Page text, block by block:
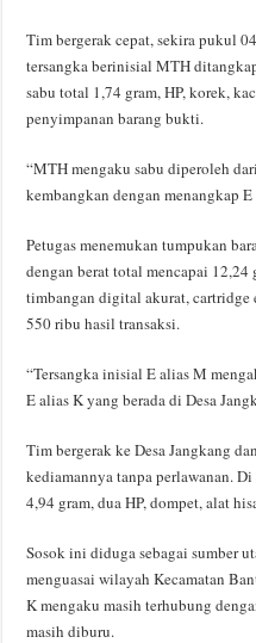
Tim bergerak cepat, sekira pukul
tersangka berinisial MTH
sabu total 1,74 gram, HP, korek,
penyimpanan barang bukti.
“MTH mengaku sabu diperoleh
kembangkan dengan menangkap
Petugas menemukan tumpukan
dengan berat total mencapai
timbangan digital akurat, cartridge
550 ribu hasil transaksi.
“Tersangka inisial E alias M
E alias K yang berada di Desa
Tim bergerak ke Desa Jangkang
kediamannya tanpa perlawanan.
4,94 gram, dua HP, dompet, alat
Sosok ini diduga sebagai sumber
menguasai wilayah Kecamatan
K mengaku masih terhubung
masih diburu.